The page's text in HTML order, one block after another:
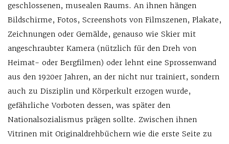
geschlossenen, musealen Raums. An ihnen hängen
Bildschirme, Fotos, Screenshots von Filmszenen, Plakate,
Zeichnungen oder Gemälde, genauso wie Skier mit
angeschraubter Kamera (nützlich für den Dreh von
Heimat- oder Bergfilmen) oder lehnt eine Sprossenwand
aus den 1920er Jahren, an der nicht nur trainiert, sondern
auch zu Disziplin und Körperkult erzogen wurde,
gefährliche Vorboten dessen, was später den
Nationalsozialismus prägen sollte. Zwischen ihnen
Vitrinen mit Originaldrehbüchern wie die erste Seite zu